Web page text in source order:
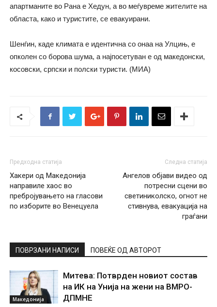
апартманите во Рана е Хедун, а во меѓувреме жителите на
областа, како и туристите, се евакуирани.
Шенѓин, каде климата е идентична со онаа на Улцињ, е
опколен со борова шума, а најпосетуван е од македонски,
косовски, српски и полски туристи. (МИА)
Предходна статија
Хакери од Македонија
направиле хаос во
пребројувањето на гласови
по изборите во Венецуела
Следна статија
Ангелов објави видео од
потресни сцени во
светиниколско, огнот не
стивнува, евакуација на
граѓани
ПОВРЗАНИ НАПИСИ ПОВЕЌЕ ОД АВТОРОТ
Македонија
Митева: Потврден новиот состав
на ИК на Унија на жени на ВМРО-
ДПМНЕ